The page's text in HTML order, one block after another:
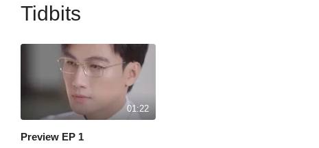
Tidbits
01:22
Preview EP 1